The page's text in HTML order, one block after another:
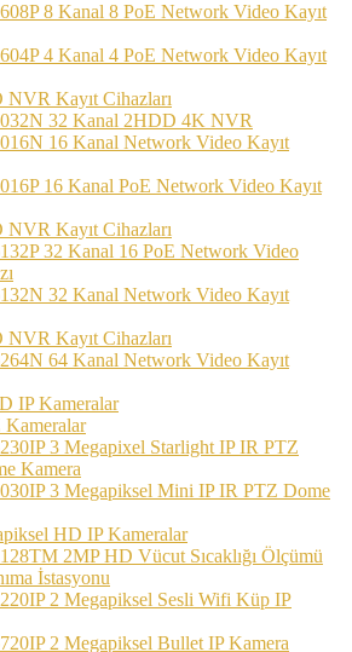
8 Kanal 8 PoE Network Video Kayıt
4 Kanal 4 PoE Network Video Kayıt
Kayıt Cihazları
32 Kanal 2HDD 4K NVR
16 Kanal Network Video Kayıt
16 Kanal PoE Network Video Kayıt
Kayıt Cihazları
32 Kanal 16 PoE Network Video
32 Kanal Network Video Kayıt
Kayıt Cihazları
64 Kanal Network Video Kayıt
IP Kameralar
3 Megapixel Starlight IP IR PTZ
Kamera
3 Megapiksel Mini IP IR PTZ Dome
HD IP Kameralar
2MP HD Vücut Sıcaklığı Ölçümü
İstasyonu
2 Megapiksel Sesli Wifi Küp IP
2 Megapiksel Bullet IP Kamera